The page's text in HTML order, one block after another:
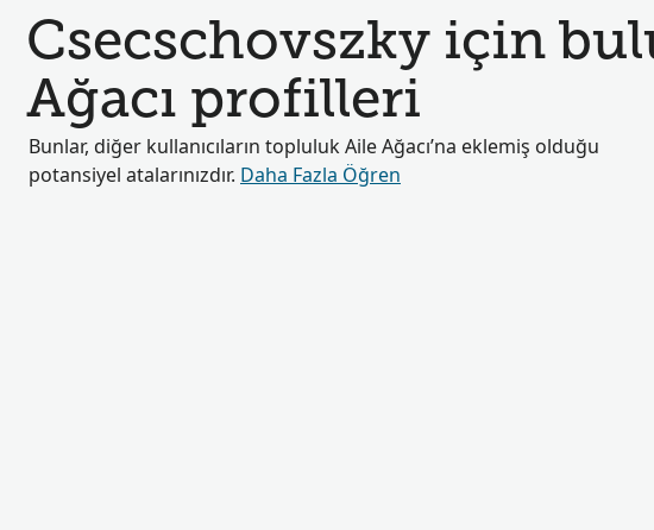
Csecschovszky için
Ağacı profilleri
Bunlar, diğer kullanıcıların topluluk Aile Ağacı’na eklemiş olduğu
potansiyel atalarınızdır. Daha Fazla Öğren